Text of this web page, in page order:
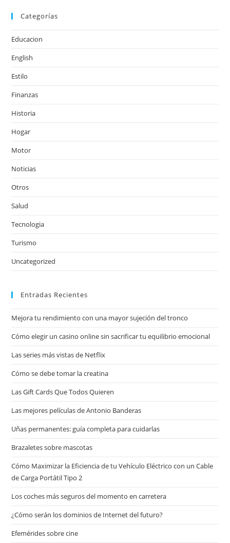
Categorías
Educacion
English
Estilo
Finanzas
Historia
Hogar
Motor
Noticias
Otros
Salud
Tecnologia
Turismo
Uncategorized
Entradas Recientes
Mejora tu rendimiento con una mayor sujeción del tronco
Cómo elegir un casino online sin sacrificar tu equilibrio emocional
Las series más vistas de Netflix
Cómo se debe tomar la creatina
Las Gift Cards Que Todos Quieren
Las mejores películas de Antonio Banderas
Uñas permanentes: guía completa para cuidarlas
Brazaletes sobre mascotas
Cómo Maximizar la Eficiencia de tu Vehículo Eléctrico con un Cable
de Carga Portátil Tipo 2
Los coches más seguros del momento en carretera
¿Cómo serán los dominios de Internet del futuro?
Efemérides sobre cine